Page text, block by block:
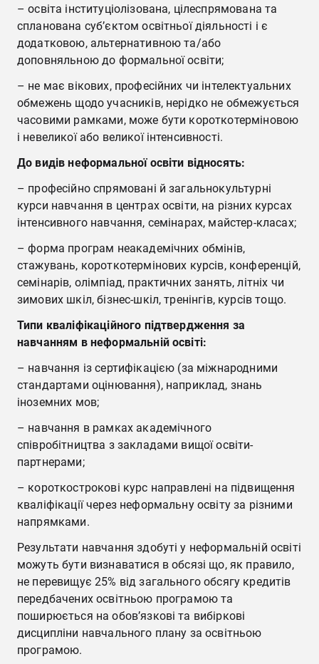
Рецензії та відгуки
Акредитаційна експертиза
Неформальна освіта
Програмне забезпечення
Грантові програми
– освіта інституціолізована, цілеспрямована та
спланована суб’єктом освітньої діяльності і є
додатковою, альтернативною та/або
доповняльною до формальної освіти;
– не має вікових, професійних чи інтелектуальних
обмежень щодо учасників, нерідко не обмежується
часовими рамками, може бути короткотерміновою
і невеликої або великої інтенсивності.
До видів неформальної освіти відносять:
– професійно спрямовані й загальнокультурні
курси навчання в центрах освіти, на різних курсах
інтенсивного навчання, семінарах, майстер-класах;
– форма програм неакадемічних обмінів,
стажувань, короткотермінових курсів, конференцій,
семінарів, олімпіад, практичних занять, літніх чи
зимових шкіл, бізнес-шкіл, тренінгів, курсів тощо.
Типи кваліфікаційного підтвердження за
навчанням в неформальній освіті:
– навчання із сертифікацією (за міжнародними
стандартами оцінювання), наприклад, знань
іноземних мов;
– навчання в рамках академічного
співробітництва з закладами вищої освіти-
партнерами;
– короткострокові курс направлені на підвищення
кваліфікації через неформальну освіту за різними
напрямками.
Результати навчання здобуті у неформальній освіті
можуть бути визнаватися в обсязі що, як правило,
не перевищує 25% від загального обсягу кредитів
передбачених освітньою програмою та
поширюється на обов’язкові та вибіркові
дисципліни навчального плану за освітньою
програмою.